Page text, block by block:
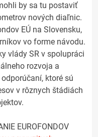
by sa tu postaviť
nových diaľnic.
EÚ na Slovensku,
vo forme návodu.
vlády SR v spolupráci
rozvoja a
ktoré sú
v rôznych štádiách
EUROFONDOV